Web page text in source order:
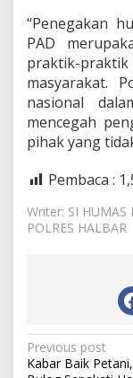
“Penegakan
PAD
praktik-praktik
masyarakat.
nasional
mencegah
pihak yang
Pembaca :
Writer: SI HUMAS
POLRES HALBAR
P
Previous post
Kabar Baik